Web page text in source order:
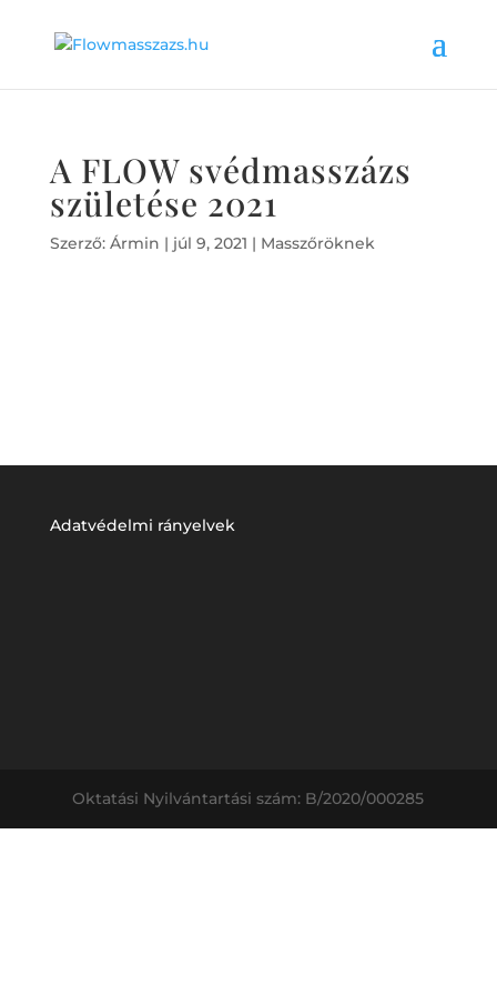
A FLOW svédmasszázs
születése 2021
Szerző: Ármin | júl 9, 2021 | Masszőröknek
Adatvédelmi rányelvek
Oktatási Nyilvántartási szám: B/2020/000285